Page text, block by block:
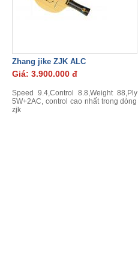
Zhang jike ZJK ALC
Giá: 3.900.000 đ
Speed 9.4,Control 8.8,Weight 88,Ply
5W+2AC, control cao nhất trong dòng
zjk